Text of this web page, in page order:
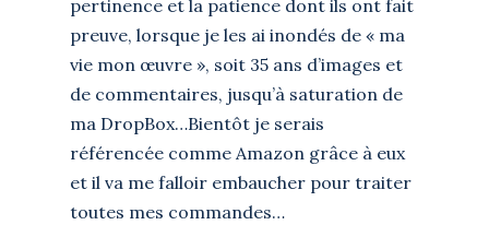
pertinence et la patience dont ils ont fait
preuve, lorsque je les ai inondés de « ma
vie mon œuvre », soit 35 ans d’images et
de commentaires, jusqu’à saturation de
ma DropBox…Bientôt je serais
référencée comme Amazon grâce à eux
et il va me falloir embaucher pour traiter
toutes mes commandes…